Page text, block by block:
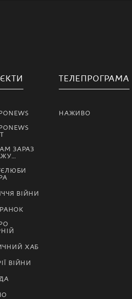
ЗАРАЗ
ВІЙНИ
ХАБ
ВІЙНИ
ТЕЛЕПРОГРАМА
НАЖИВО